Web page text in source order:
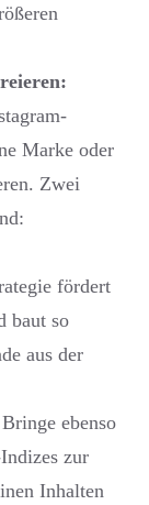
Marke oder
Zwei
fördert
baut so
aus der
Bringe ebenso
zur
Inhalten